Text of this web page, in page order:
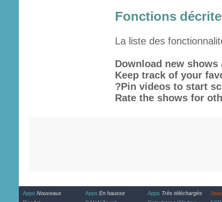
Fonctions
La liste des
Download new
Keep track of your
?Pin videos to start
Rate the shows for
Apps Nouveaux
Apps En hausse
Apps Très téléchargés
Jeux